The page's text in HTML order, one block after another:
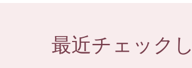
最近チェック